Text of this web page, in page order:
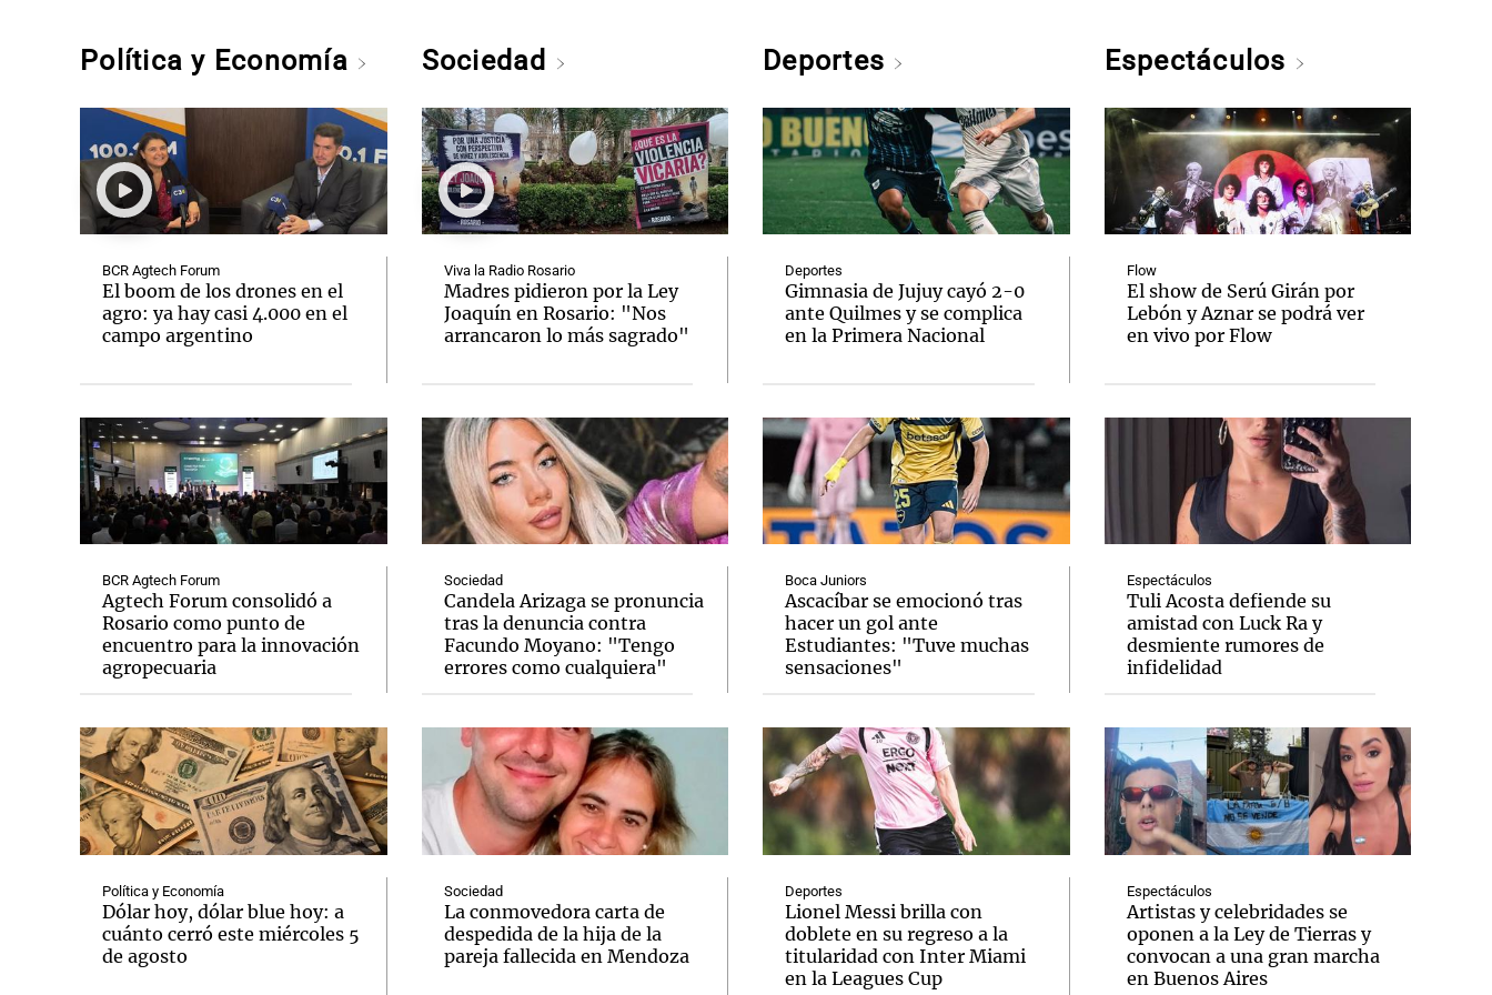
Política y Economía
BCR Agtech Forum
El boom de los drones en el
agro: ya hay casi 4.000 en el
campo argentino
BCR Agtech Forum
Agtech Forum consolidó a
Rosario como punto de
encuentro para la innovación
agropecuaria
Política y Economía
Dólar hoy, dólar blue hoy: a
cuánto cerró este miércoles 5
de agosto
Sociedad
Viva la Radio Rosario
Madres pidieron por la Ley
Joaquín en Rosario: "Nos
arrancaron lo más sagrado"
Sociedad
Candela Arizaga se pronuncia
tras la denuncia contra
Facundo Moyano: "Tengo
errores como cualquiera"
Sociedad
La conmovedora carta de
despedida de la hija de la
pareja fallecida en Mendoza
Deportes
Deportes
Gimnasia de Jujuy cayó 2-0
ante Quilmes y se complica
en la Primera Nacional
Boca Juniors
Ascacíbar se emocionó tras
hacer un gol ante
Estudiantes: "Tuve muchas
sensaciones"
Deportes
Lionel Messi brilla con
doblete en su regreso a la
titularidad con Inter Miami
en la Leagues Cup
Espectáculos
Flow
El show de Serú Girán por
Lebón y Aznar se podrá ver
en vivo por Flow
Espectáculos
Tuli Acosta defiende su
amistad con Luck Ra y
desmiente rumores de
infidelidad
Espectáculos
Artistas y celebridades se
oponen a la Ley de Tierras y
convocan a una gran marcha
en Buenos Aires
Notas Notas
El huracán de Arequito
Notas
Cadena 3 en Groenlandia
Notas